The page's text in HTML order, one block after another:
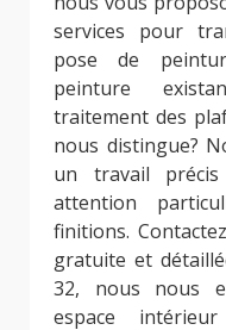
services pour
pose de
peinture
traitement des
nous distingue?
un travail
attention
finitions.
gratuite et
32, nous nous
espace